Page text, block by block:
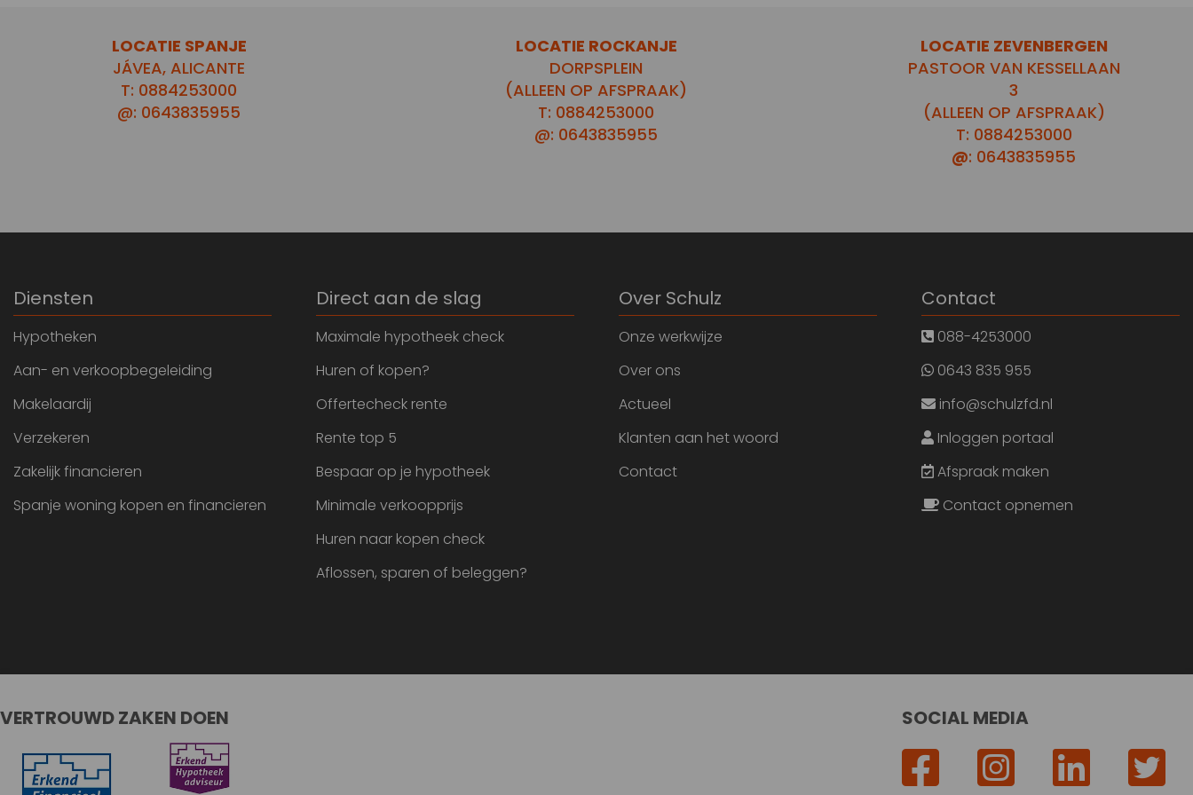
LOCATIE SPANJE
JÁVEA, ALICANTE
T: 0884253000
@: 0643835955
LOCATIE ROCKANJE
DORPSPLEIN
(ALLEEN OP AFSPRAAK)
T: 0884253000
@: 0643835955
LOCATIE ZEVENBERGEN
PASTOOR VAN KESSELLAAN
3
(ALLEEN OP AFSPRAAK)
T: 0884253000
@: 0643835955
Diensten
Hypotheken
Aan- en verkoopbegeleiding
Makelaardij
Verzekeren
Zakelijk financieren
Spanje woning kopen en financieren
Direct aan de slag
Maximale hypotheek check
Huren of kopen?
Offertecheck rente
Rente top 5
Bespaar op je hypotheek
Minimale verkoopprijs
Huren naar kopen check
Aflossen, sparen of beleggen?
Over Schulz
Onze werkwijze
Over ons
Actueel
Klanten aan het woord
Contact
Contact
088-4253000
0643 835 955
info@schulzfd.nl
Inloggen portaal
Afspraak maken
Contact opnemen
VERTROUWD ZAKEN DOEN SOCIAL MEDIA